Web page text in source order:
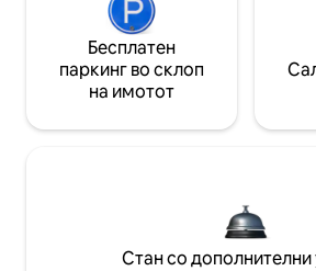
Бесплатен
паркинг во склоп
на имотот
Стан со дополнителни